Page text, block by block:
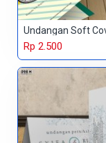
Undangan Soft
Rp 2.500